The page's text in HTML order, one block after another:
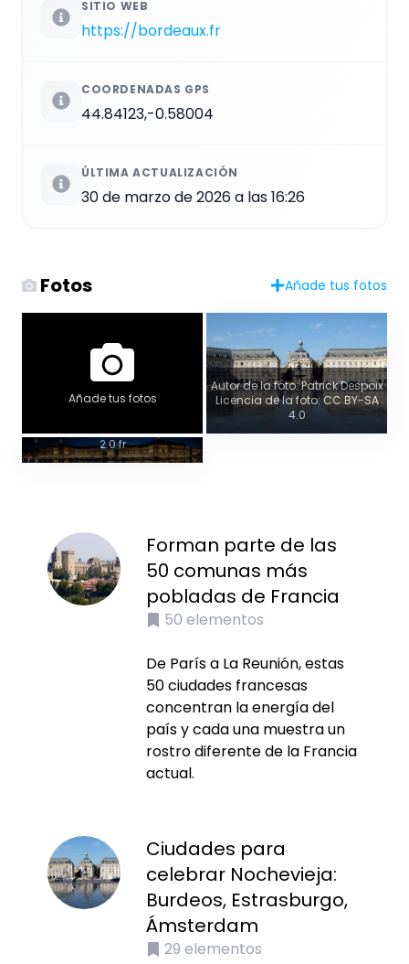
SITIO WEB
https://bordeaux.fr
COORDENADAS GPS
44.84123,-0.58004
ÚLTIMA ACTUALIZACIÓN
30 de marzo de 2026 a las 16:26
Fotos Añade tus fotos
Añade tus fotos
Autor de la foto: Patrick Despoix
Licencia de la foto: CC BY-SA
4.0
Vista panorámica
Autor de la foto: Place de la
2.0 fr
Forman parte de las
50 comunas más
pobladas de Francia
50 elementos
De París a La Reunión, estas
50 ciudades francesas
concentran la energía del
país y cada una muestra un
rostro diferente de la Francia
actual.
Ciudades para
celebrar Nochevieja:
Burdeos, Estrasburgo,
Ámsterdam
29 elementos